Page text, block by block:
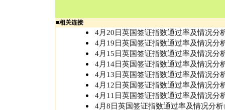
■相关连接
4月20日英国签证指数通过率及情况分
4月19日英国签证指数通过率及情况分
4月15日英国签证指数通过率及情况分
4月14日英国签证指数通过率及情况分
4月13日英国签证指数通过率及情况分
4月12日英国签证指数通过率及情况分
4月11日英国签证指数通过率及情况分
4月8日英国签证指数通过率及情况分析